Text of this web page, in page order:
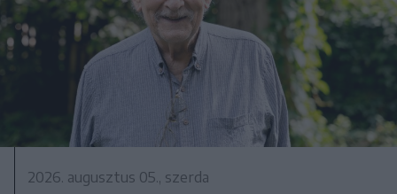
2026. augusztus 05., szerda